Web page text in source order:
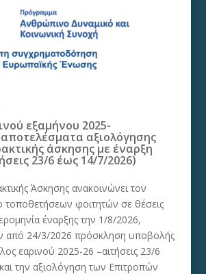
εξαμήνου 2025-
αξιολόγησης
άσκησης με έναρξη
23/6 έως 14/7/2026)
Άσκησης ανακοινώνει τον
τοποθετήσεων φοιτητών σε θέσεις
έναρξης την 1/8/2026,
από 24/3/2026 πρόσκληση υποβολής
εαρινού 2025-26 –αιτήσεις 23/6
την αξιολόγηση των Επιτροπών